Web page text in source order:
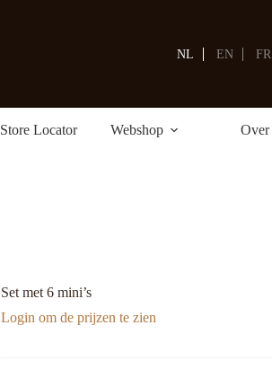
NL EN FR
Store Locator Webshop Over
Set met 6 mini’s
Login om de prijzen te zien